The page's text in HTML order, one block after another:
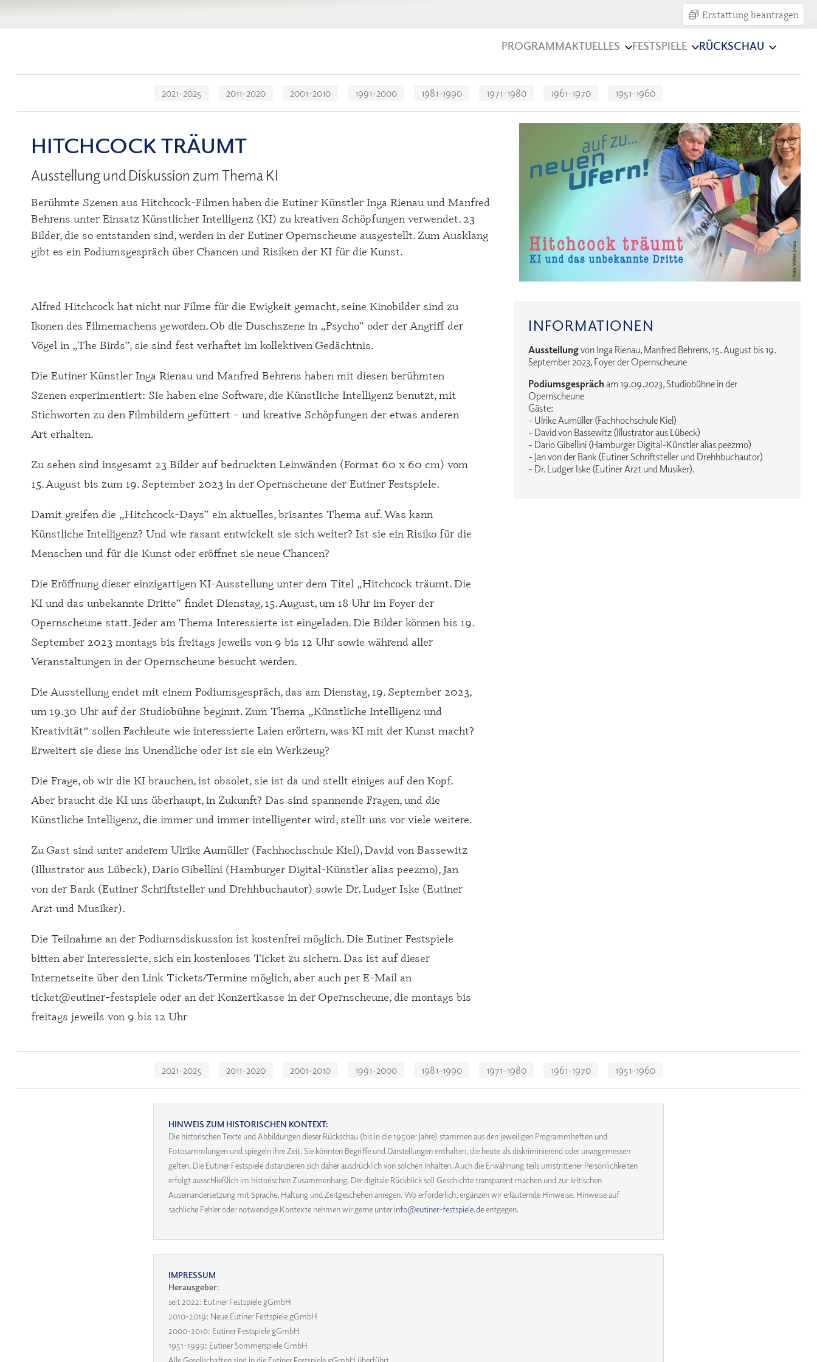
Erstattung beantragen
PROGRAMMAKTUELLES FESTSPIELE RÜCKSCHAU
2021-2025 2011-2020 2001-2010 1991-2000 1981-1990 1971-1980 1961-1970 1951-1960
HITCHCOCK TRÄUMT
Ausstellung und Diskussion zum Thema KI
Berühmte Szenen aus Hitchcock-Filmen haben die Eutiner Künstler Inga Rienau und Manfred
Behrens unter Einsatz Künstlicher Intelligenz (KI) zu kreativen Schöpfungen verwendet. 23
Bilder, die so entstanden sind, werden in der Eutiner Opernscheune ausgestellt. Zum Ausklang
gibt es ein Podiumsgespräch über Chancen und Risiken der KI für die Kunst.
Alfred Hitchcock hat nicht nur Filme für die Ewigkeit gemacht, seine Kinobilder sind zu
Ikonen des Filmemachens geworden. Ob die Duschszene in „Psycho” oder der Angriff der
Vögel in „The Birds”, sie sind fest verhaftet im kollektiven Gedächtnis.
Die Eutiner Künstler Inga Rienau und Manfred Behrens haben mit diesen berühmten
Szenen experimentiert: Sie haben eine Software, die Künstliche Intelligenz benutzt, mit
Stichworten zu den Filmbildern gefüttert – und kreative Schöpfungen der etwas anderen
Art erhalten.
Zu sehen sind insgesamt 23 Bilder auf bedruckten Leinwänden (Format 60 x 60 cm) vom
15. August bis zum 19. September 2023 in der Opernscheune der Eutiner Festspiele.
Damit greifen die „Hitchcock-Days” ein aktuelles, brisantes Thema auf. Was kann
Künstliche Intelligenz? Und wie rasant entwickelt sie sich weiter? Ist sie ein Risiko für die
Menschen und für die Kunst oder eröffnet sie neue Chancen?
Die Eröffnung dieser einzigartigen KI-Ausstellung unter dem Titel „Hitchcock träumt. Die
KI und das unbekannte Dritte” findet Dienstag, 15. August, um 18 Uhr im Foyer der
Opernscheune statt. Jeder am Thema Interessierte ist eingeladen. Die Bilder können bis 19.
September 2023 montags bis freitags jeweils von 9 bis 12 Uhr sowie während aller
Veranstaltungen in der Opernscheune besucht werden.
Die Ausstellung endet mit einem Podiumsgespräch, das am Dienstag, 19. September 2023,
um 19.30 Uhr auf der Studiobühne beginnt. Zum Thema „Künstliche Intelligenz und
Kreativität“ sollen Fachleute wie interessierte Laien erörtern, was KI mit der Kunst macht?
Erweitert sie diese ins Unendliche oder ist sie ein Werkzeug?
Die Frage, ob wir die KI brauchen, ist obsolet, sie ist da und stellt einiges auf den Kopf.
Aber braucht die KI uns überhaupt, in Zukunft? Das sind spannende Fragen, und die
Künstliche Intelligenz, die immer und immer intelligenter wird, stellt uns vor viele weitere.
Zu Gast sind unter anderem Ulrike Aumüller (Fachhochschule Kiel), David von Bassewitz
(Illustrator aus Lübeck), Dario Gibellini (Hamburger Digital-Künstler alias peezmo), Jan
von der Bank (Eutiner Schriftsteller und Drehhbuchautor) sowie Dr. Ludger Iske (Eutiner
Arzt und Musiker).
Die Teilnahme an der Podiumsdiskussion ist kostenfrei möglich. Die Eutiner Festspiele
bitten aber Interessierte, sich ein kostenloses Ticket zu sichern. Das ist auf dieser
Internetseite über den Link Tickets/Termine möglich, aber auch per E-Mail an
ticket@eutiner-festspiele oder an der Konzertkasse in der Opernscheune, die montags bis
freitags jeweils von 9 bis 12 Uhr
INFORMATIONEN
Ausstellungvon Inga Rienau, Manfred Behrens, 15. August bis 19.
September 2023, Foyer der Opernscheune
Podiumsgesprächam 19.09.2023, Studiobühne in der
Opernscheune
Gäste:
- Ulrike Aumüller (Fachhochschule Kiel)
- David von Bassewitz (Illustrator aus Lübeck)
- Dario Gibellini (Hamburger Digital-Künstler alias peezmo)
- Jan von der Bank (Eutiner Schriftsteller und Drehhbuchautor)
- Dr. Ludger Iske (Eutiner Arzt und Musiker).
2021-2025 2011-2020 2001-2010 1991-2000 1981-1990 1971-1980 1961-1970 1951-1960
HINWEIS ZUM HISTORISCHEN KONTEXT:
Die historischen Texte und Abbildungen dieser Rückschau (bis in die 1950er Jahre) stammen aus den jeweiligen Programmheften und
Fotosammlungen und spiegeln ihre Zeit. Sie könnten Begriffe und Darstellungen enthalten, die heute als diskriminierend oder unangemessen
gelten. Die Eutiner Festspiele distanzieren sich daher ausdrücklich von solchen Inhalten. Auch die Erwähnung teils umstrittener Persönlichkeiten
erfolgt ausschließlich im historischen Zusammenhang. Der digitale Rückblick soll Geschichte transparent machen und zur kritischen
Auseinandersetzung mit Sprache, Haltung und Zeitgeschehen anregen. Wo erforderlich, ergänzen wir erläuternde Hinweise. Hinweise auf
sachliche Fehler oder notwendige Kontexte nehmen wir gerne unterinfo@eutiner-festspiele.deentgegen.
IMPRESSUM
Herausgeber:
seit 2022: Eutiner Festspiele gGmbH
2010-2019: Neue Eutiner Festspiele gGmbH
2000-2010: Eutiner Festspiele gGmbH
1951-1999: Eutiner Sommerspiele GmbH